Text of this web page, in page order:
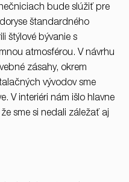
bude slúžiť pre
štandardného
štýlové bývanie s
atmosférou. V návrhu
zásahy, okrem
vývodov sme
V interiéri nám išlo hlavne
sme si nedali záležať aj